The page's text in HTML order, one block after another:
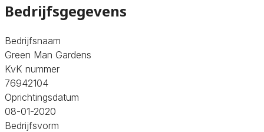
Bedrijfsgegevens
Bedrijfsnaam
Green Man Gardens
KvK nummer
76942104
Oprichtingsdatum
08-01-2020
Bedrijfsvorm